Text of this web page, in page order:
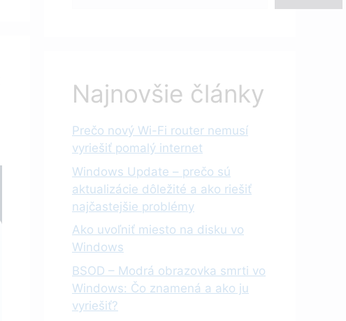
Najnovšie články
Prečo nový Wi-Fi router nemusí
vyriešiť pomalý internet
Windows Update – prečo sú
aktualizácie dôležité a ako riešiť
najčastejšie problémy
Ako uvoľniť miesto na disku vo
Windows
BSOD – Modrá obrazovka smrti vo
Windows: Čo znamená a ako ju
vyriešiť?